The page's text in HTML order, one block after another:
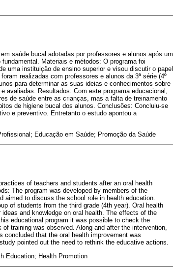
saúde bucal adotadas por professores e alunos após um
Materiais e métodos: O programa foi
uma instituição de ensino superior e visou discutir o papel
realizadas com professores e alunos da 3ª série (4º
para determinar as suas ideias e conhecimentos sobre
avaliadas. Resultados: Com este programa educacional,
de saúde entre as crianças, mas a falta de treinamento
de higiene bucal dos alunos. Conclusões: Concluiu-se
e preventivo. Entretanto o estudo apontou a
Educação em Saúde; Promoção da Saúde
of teachers and students after an oral health
The program was developed by members of the
aimed to discuss the school role in health education.
of students from the third grade (4th year). Oral health
and knowledge on oral health. The effects of the
educational program it was possible to check the
training was observed. Along and after the intervention,
that the oral health improvement was
pointed out the need to rethink the educative actions.
Education; Health Promotion